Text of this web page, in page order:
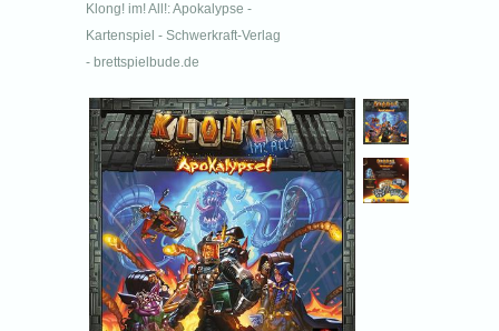
Klong! im! All!: Apokalypse -
Kartenspiel - Schwerkraft-Verlag
- brettspielbude.de